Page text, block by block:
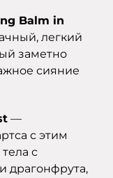
Balm in
легкий
заметно
сияние
—
с этим
с
драгонфрута,